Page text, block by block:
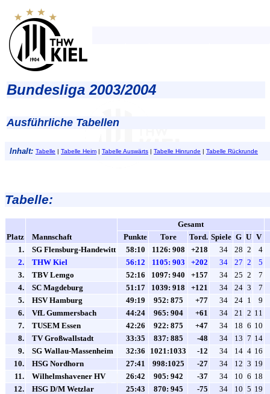
Bundesliga 2003/2004
Ausführliche Tabellen
Inhalt: Tabelle | Tabelle Heim | Tabelle Auswärts | Tabelle Hinrunde | Tabelle Rückrunde
Tabelle:
Platz Mannschaft
Gesamt
Punkte
Tore Tord. Spiele G U V
1.
SG Flensburg-Handewitt 58:10 1126: 908 +218 34 28 2
4
2.
THW Kiel 56:12 1105: 903 +202 34 27 2
5
3.
TBV Lemgo 52:16 1097: 940 +157 34 25 2
7
4.
SC Magdeburg 51:17 1039: 918 +121 34 24 3
7
5.
HSV Hamburg 49:19 952: 875 +77 34 24 1
9
6.
VfL Gummersbach 44:24 965: 904 +61 34 21 2 11
7.
TUSEM Essen 42:26 922: 875 +47 34 18 6 10
8.
TV Großwallstadt 33:35 837: 885 -48 34 13 7 14
9.
SG Wallau-Massenheim 32:36 1021:1033 -12 34 14 4 16
10.
HSG Nordhorn 27:41 998:1025 -27 34 12 3 19
11.
Wilhelmshavener HV 26:42 905: 942 -37 34 10 6 18
12.
HSG D/M Wetzlar 25:43 870: 945 -75 34 10 5 19